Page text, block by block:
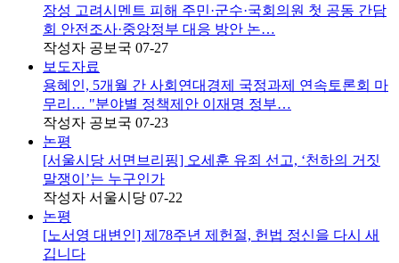
장성 고려시멘트 피해 주민·군수·국회의원 첫 공동 간담
회 안전조사·중앙정부 대응 방안 논…
작성자 공보국 07-27
보도자료
용혜인, 5개월 간 사회연대경제 국정과제 연속토론회 마
무리… "분야별 정책제안 이재명 정부…
작성자 공보국 07-23
논평
[서울시당 서면브리핑] 오세훈 유죄 선고, ‘천하의 거짓
말쟁이’는 누구인가
작성자 서울시당 07-22
논평
[노서영 대변인] 제78주년 제헌절, 헌법 정신을 다시 새
깁니다